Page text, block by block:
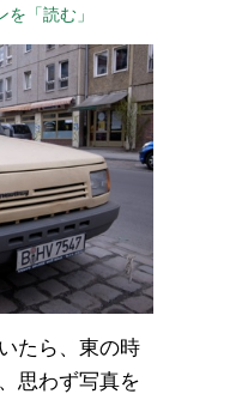
を「読む」
たら、東の時
思わず写真を